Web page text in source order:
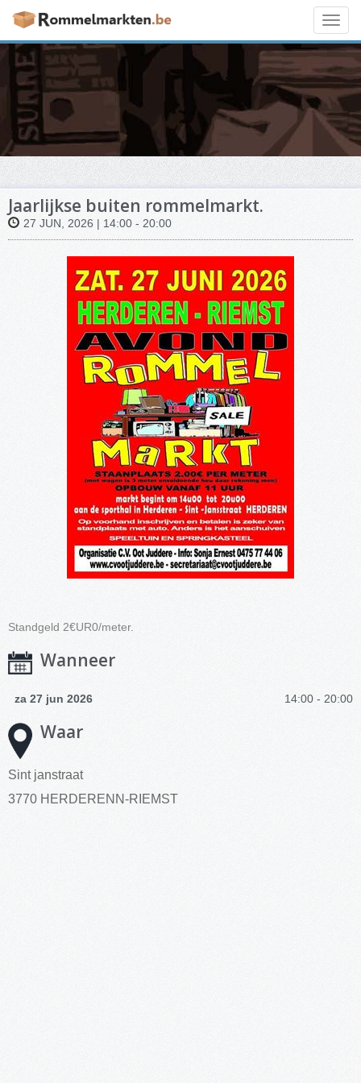
Jaarlijkse buiten rommelmarkt.
27 JUN, 2026 | 14:00 - 20:00
Standgeld 2€UR0/meter.
Wanneer
za 27 jun 2026 14:00 - 20:00
Waar
Sint janstraat
3770 HERDERENN-RIEMST